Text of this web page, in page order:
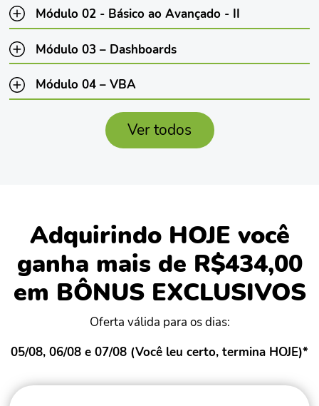
Módulo 02 - Básico ao Avançado - II
Módulo 03 – Dashboards
Módulo 04 – VBA
Ver todos
Adquirindo HOJE você
ganha mais de R$434,00
em BÔNUS EXCLUSIVOS
Oferta válida para os dias:
05/08, 06/08 e 07/08 (Você leu certo, termina HOJE)*